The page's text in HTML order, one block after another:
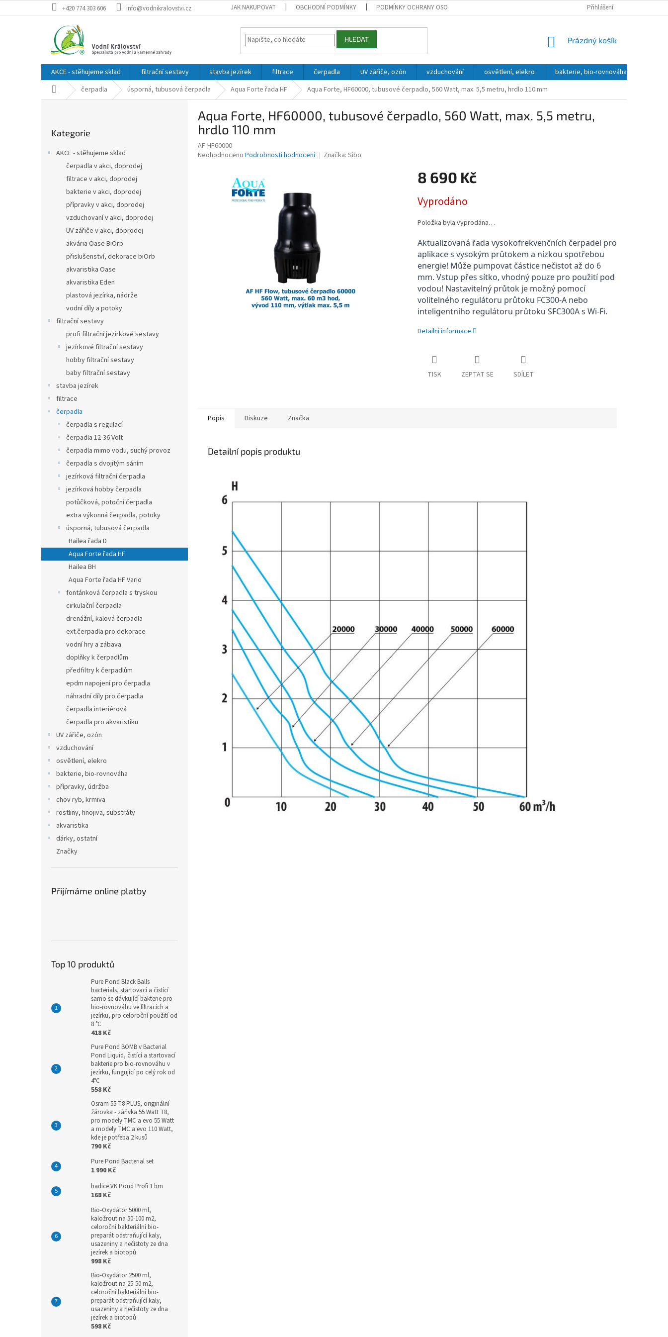
na
+420 774 303 606 info@vodnikralovstvi.cz JAK NAKUPOVAT OBCHODNÍ PODMÍNKY PODMÍNKY OCHRANY OSOBNÍCH ÚDAJŮ KONTAKT, OTEVÍRACÍ DOBA
Přihlášení
HLEDAT
NÁKUPNÍ
Prázdný košík
AKCE - stěhujeme sklad filtrační sestavy stavba jezírek filtrace čerpadla UV zářiče, ozón vzduchování osvětlení, elekro bakterie, bio-rovnováha
Domů čerpadla úsporná, tubusová čerpadla Aqua Forte řada HF Aqua Forte, HF60000, tubusové čerpadlo, 560 Watt, max. 5,5 metru, hrdlo 110 mm
kategorie
Kategorie
AKCE - stěhujeme sklad
čerpadla v akci, doprodej
filtrace v akci, doprodej
bakterie v akci, doprodej
přípravky v akci, doprodej
vzduchovaní v akci, doprodej
UV zářiče v akci, doprodej
akvária Oase BiOrb
přislušenství, dekorace biOrb
akvaristika Oase
akvaristika Eden
plastová jezírka, nádrže
vodní díly a potoky
filtrační sestavy
profi filtrační jezírkové sestavy
jezírkové filtrační sestavy
hobby filtrační sestavy
baby filtrační sestavy
stavba jezírek
filtrace
čerpadla
čerpadla s regulací
čerpadla 12-36 Volt
čerpadla mimo vodu, suchý provoz
čerpadla s dvojitým sáním
jezírková filtrační čerpadla
jezírková hobby čerpadla
potůčková, potoční čerpadla
extra výkonná čerpadla, potoky
úsporná, tubusová čerpadla
Hailea řada D
Aqua Forte řada HF
Hailea BH
Aqua Forte řada HF Vario
fontánková čerpadla s tryskou
cirkulační čerpadla
drenážní, kalová čerpadla
ext.čerpadla pro dekorace
vodní hry a zábava
doplňky k čerpadlům
předfiltry k čerpadlům
epdm napojení pro čerpadla
náhradní díly pro čerpadla
čerpadla interiérová
čerpadla pro akvaristiku
UV zářiče, ozón
vzduchování
osvětlení, elekro
bakterie, bio-rovnováha
přípravky, údržba
chov ryb, krmiva
rostliny, hnojiva, substráty
akvaristika
dárky, ostatní
Značky
Přijímáme online platby
Top 10 produktů
Pure Pond Black Balls
bacterials, startovací a čistící
samo se dávkující bakterie pro
bio-rovnováhu ve filtracích a
jezírku, pro celoroční použití od
8 °C
418 Kč
Pure Pond BOMB v Bacterial
Pond Liquid, čistící a startovací
bakterie pro bio-rovnováhu v
jezírku, fungující po celý rok od
4°C
558 Kč
Osram 55 T8 PLUS, originální
žárovka - zářivka 55 Watt T8,
pro modely TMC a evo 55 Watt
a modely TMC a evo 110 Watt,
kde je potřeba 2 kusů
790 Kč
Pure Pond Bacterial set
1 990 Kč
hadice VK Pond Profi 1 bm
168 Kč
Bio-Oxydátor 5000 ml,
kaložrout na 50-100 m2,
celoroční bakteriální bio-
preparát odstraňující kaly,
usazeniny a nečistoty ze dna
jezírek a biotopů
998 Kč
Bio-Oxydátor 2500 ml,
kaložrout na 25-50 m2,
celoroční bakteriální bio-
preparát odstraňující kaly,
usazeniny a nečistoty ze dna
jezírek a biotopů
598 Kč
Aqua Forte, HF60000, tubusové čerpadlo, 560 Watt, max. 5,5 metru,
hrdlo 110 mm
AF-HF60000
Průměrné
Neohodnoceno Podrobnosti hodnocení Značka: Sibo
8 690 Kč
cena:
Vyprodáno
Položka byla vyprodána…
Aktualizovaná řada vysokofrekvenčních čerpadel pro
aplikace s vysokým průtokem a nízkou spotřebou
energie! Může pumpovat částice nečistot až do 6
mm. Vstup přes sítko, vhodný pouze pro použití pod
vodou! Nastavitelný průtok je možný pomocí
volitelného regulátoru průtoku FC300-A nebo
inteligentního regulátoru průtoku SFC300A s Wi-Fi.
Detailní informace
TISK ZEPTAT SE SDÍLET
Popis Diskuze Značka
Detailní popis produktu